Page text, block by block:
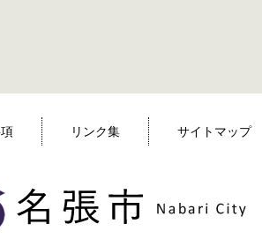
リンク集 サイトマップ